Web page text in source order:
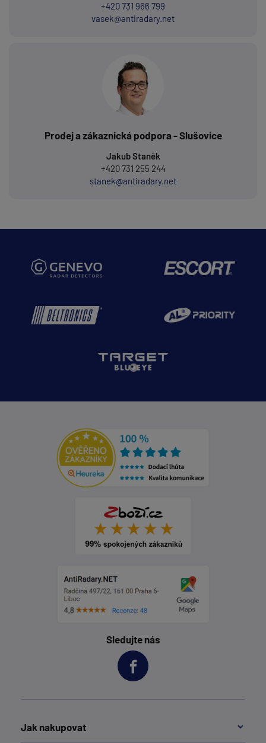
+420 731 966 799
vasek@antiradary.net
Prodej a zákaznická podpora - Slušovice
Jakub Staněk
+420 731 255 244
stanek@antiradary.net
Sledujte nás
Jak nakupovat